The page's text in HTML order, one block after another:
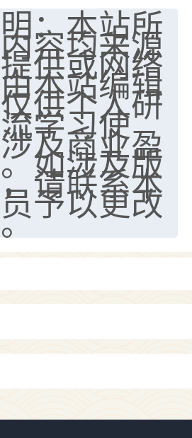
：本站所
容均来源
供或网络
本站编辑
供个人研
学习使
及商业盈
如涉及版
请联系本
予以更改